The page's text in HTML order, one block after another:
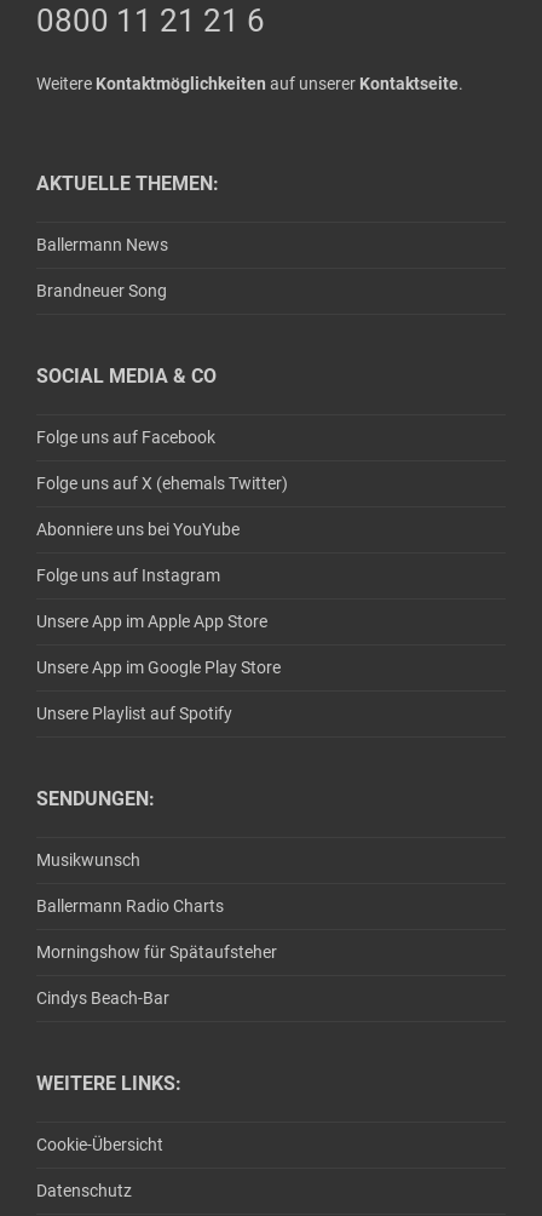
0800 11 21 21 6
Weitere Kontaktmöglichkeiten auf unserer Kontaktseite.
AKTUELLE THEMEN:
Ballermann News
Brandneuer Song
SOCIAL MEDIA & CO
Folge uns auf Facebook
Folge uns auf X (ehemals Twitter)
Abonniere uns bei YouYube
Folge uns auf Instagram
Unsere App im Apple App Store
Unsere App im Google Play Store
Unsere Playlist auf Spotify
SENDUNGEN:
Musikwunsch
Ballermann Radio Charts
Morningshow für Spätaufsteher
Cindys Beach-Bar
WEITERE LINKS:
Cookie-Übersicht
Datenschutz